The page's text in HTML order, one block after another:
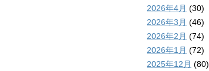
2026年4月 (30)
2026年3月 (46)
2026年2月 (74)
2026年1月 (72)
2025年12月 (80)